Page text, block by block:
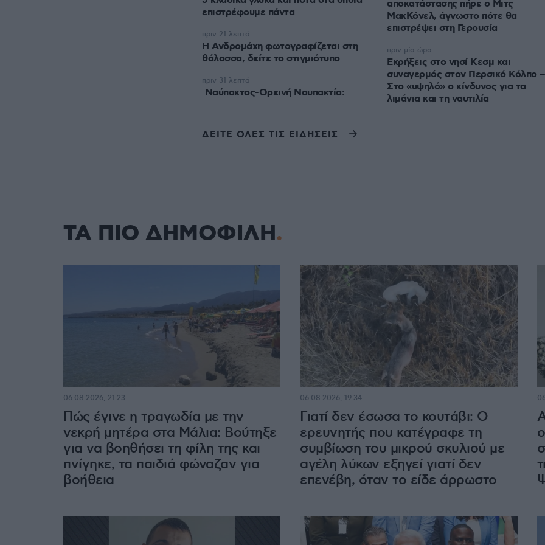
επιστρέφουμε πάντα
Η Ανδρομάχη φωτογραφίζεται στη
θάλασσα, δείτε το στιγμιότυπο
πριν 21 λεπτά
Ναύπακτος-Ορεινή Ναυπακτία:
πριν 31 λεπτά
αποκατάστασης πήρε ο Μιτς
ΜακΚόνελ, άγνωστο πότε θα
επιστρέψει στη Γερουσία
Εκρήξεις στο νησί Κεσμ και
συναγερμός στον Περσικό Κόλπο –
Στο «υψηλό» ο κίνδυνος για τα
λιμάνια και τη ναυτιλία
πριν μία ώρα
ΔΕΙΤΕ ΟΛΕΣ ΤΙΣ ΕΙΔΗΣΕΙΣ
ΤΑ ΠΙΟ ΔΗΜΟΦΙΛΗ
Πώς έγινε η τραγωδία με την
νεκρή μητέρα στα Μάλια: Βούτηξε
για να βοηθήσει τη φίλη της και
πνίγηκε, τα παιδιά φώναζαν για
βοήθεια
06.08.2026, 21:23
Γιατί δεν έσωσα το κουτάβι: Ο
ερευνητής που κατέγραφε τη
συμβίωση του μικρού σκυλιού με
αγέλη λύκων εξηγεί γιατί δεν
επενέβη, όταν το είδε άρρωστο
06.08.2026, 19:34